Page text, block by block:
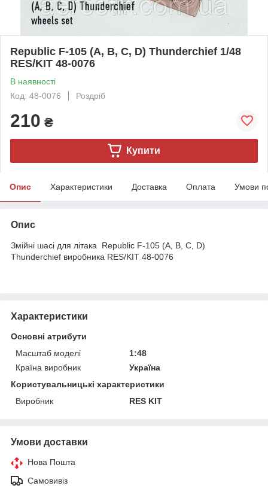
Republic F-105 (A, B, C, D) Thunderchief 1/48
RES/KIT 48-0076
В наявності
Код: 48-0076
Роздріб
210 ₴
Купити
Опис Характеристики Доставка Оплата Умови
Опис
Змійні шасі для літака Republic F-105 (A, B, C, D)
Thunderchief виробника RES/KIT 48-0076
Характеристики
Основні атрибути
Масштаб моделі
1:48
Країна виробник
Україна
Користувальницькі характеристики
Виробник
RES KIT
Умови доставки
Нова Пошта
Самовивіз